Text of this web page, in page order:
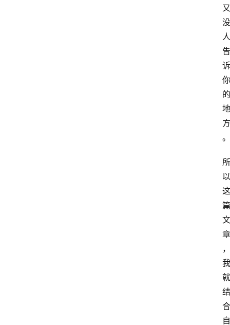
又
没
人
告
诉
你
的
地
方
。
所
以
这
篇
文
章
，
我
就
结
合
自